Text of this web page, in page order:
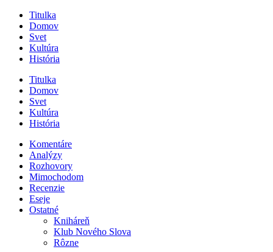
Titulka
Domov
Svet
Kultúra
História
Titulka
Domov
Svet
Kultúra
História
Komentáre
Analýzy
Rozhovory
Mimochodom
Recenzie
Eseje
Ostatné
Kniháreň
Klub Nového Slova
Rôzne